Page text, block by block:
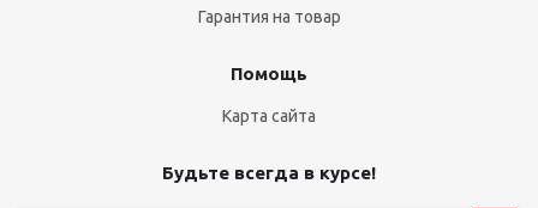
Гарантия на товар
Помощь
Карта сайта
Будьте всегда в курсе!